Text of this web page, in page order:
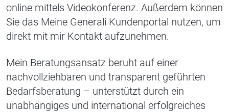
online mittels Videokonferenz. Außerdem können
Sie das Meine Generali Kundenportal nutzen, um
direkt mit mir Kontakt aufzunehmen.
Mein Beratungsansatz beruht auf einer
nachvollziehbaren und transparent geführten
Bedarfsberatung – unterstützt durch ein
unabhängiges und international erfolgreiches